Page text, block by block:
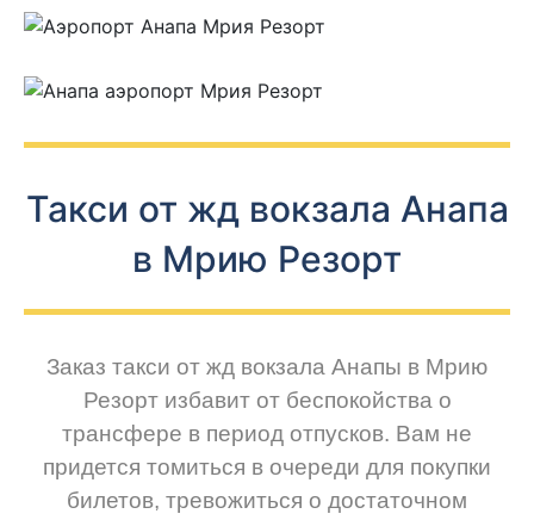
Такси от жд вокзала Анапа
в Мрию Резорт
Заказ такси от жд вокзала Анапы в Мрию
Резорт избавит от беспокойства о
трансфере в период отпусков. Вам не
придется томиться в очереди для покупки
билетов, тревожиться о достаточном